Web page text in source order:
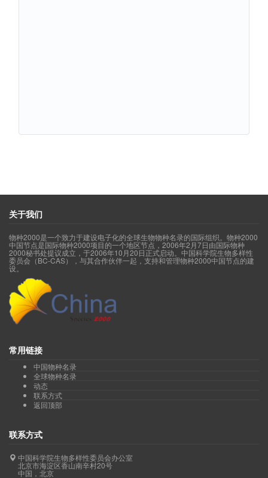
关于我们
物种2000是一个致力于建设电子化的全球生物物种名录的国际组织。物种2000
中国节点是国际物种2000项目的一个地区节点，2006年2月7日由国际物种
2000秘书处提议成立，于2006年10月20日正式启动。中国科学院生物多样性
委员会（BC-CAS），与其合作伙伴一起，支持和管理物种2000中国节点的建
设。
常用链接
中国物种名录
全球物种名录
动态
联系方式
返回顶部
联系方式
中国科学院生物多样性委员会办公室
北京市海淀区香山南辛村20号
中国，北京